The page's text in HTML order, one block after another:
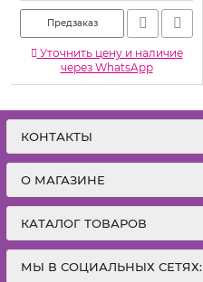
Предзаказ
Уточнить цену и наличие
через WhatsApp
КОНТАКТЫ
О МАГАЗИНЕ
КАТАЛОГ ТОВАРОВ
МЫ В СОЦИАЛЬНЫХ СЕТЯХ: